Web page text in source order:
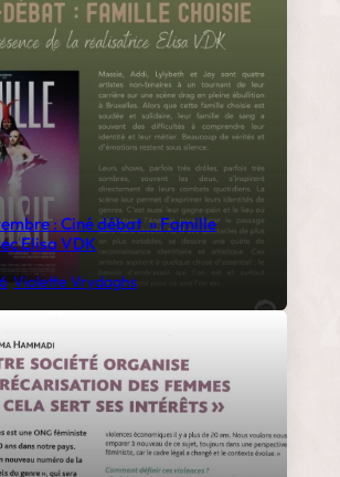
: Ciné débat » Famille
Elisa VDK
Violette Vrydaghs